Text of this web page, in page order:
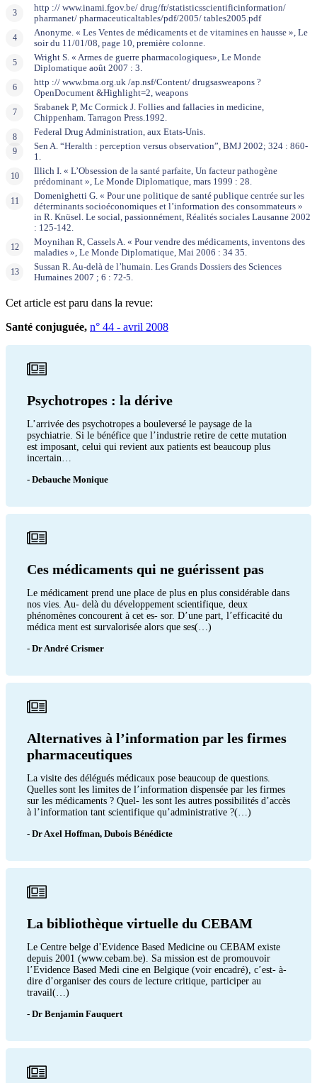
http :// www.inami.fgov.be/ drug/fr/statisticsscientificinformation/
pharmanet/ pharmaceuticaltables/pdf/2005/ tables2005.pdf
Anonyme. « Les Ventes de médicaments et de vitamines en hausse », Le
soir du 11/01/08, page 10, première colonne.
Wright S. « Armes de guerre pharmacologiques», Le Monde
Diplomatique août 2007 : 3.
http :// www.bma.org.uk /ap.nsf/Content/ drugsasweapons ?
OpenDocument &Highlight=2, weapons
Srabanek P, Mc Cormick J. Follies and fallacies in medicine,
Chippenham. Tarragon Press.1992.
Federal Drug Administration, aux Etats-Unis.
Sen A. “Heralth : perception versus observation”, BMJ 2002; 324 : 860-
1.
Illich I. « L’Obsession de la santé parfaite, Un facteur pathogène
prédominant », Le Monde Diplomatique, mars 1999 : 28.
Domenighetti G. « Pour une politique de santé publique centrée sur les
déterminants socioéconomiques et l’information des consommateurs »
in R. Knüsel. Le social, passionnément, Réalités sociales Lausanne 2002
: 125-142.
Moynihan R, Cassels A. « Pour vendre des médicaments, inventons des
maladies », Le Monde Diplomatique, Mai 2006 : 34 35.
Sussan R. Au-delà de l’humain. Les Grands Dossiers des Sciences
Humaines 2007 ; 6 : 72-5.
Cet article est paru dans la revue:
Santé conjuguée, n° 44 - avril 2008
Psychotropes : la dérive
L’arrivée des psychotropes a bouleversé le paysage de la
psychiatrie. Si le bénéfice que l’industrie retire de cette mutation
est imposant, celui qui revient aux patients est beaucoup plus
incertain…
- Debauche Monique
Ces médicaments qui ne guérissent pas
Le médicament prend une place de plus en plus considérable dans
nos vies. Au- delà du développement scientifique, deux
phénomènes concourent à cet es- sor. D’une part, l’efficacité du
médica ment est survalorisée alors que ses(…)
- Dr André Crismer
Alternatives à l’information par les firmes
pharmaceutiques
La visite des délégués médicaux pose beaucoup de questions.
Quelles sont les limites de l’information dispensée par les firmes
sur les médicaments ? Quel- les sont les autres possibilités d’accès
à l’information tant scientifique qu’administrative ?(…)
- Dr Axel Hoffman, Dubois Bénédicte
La bibliothèque virtuelle du CEBAM
Le Centre belge d’Evidence Based Medicine ou CEBAM existe
depuis 2001 (www.cebam.be). Sa mission est de promouvoir
l’Evidence Based Medi cine en Belgique (voir encadré), c’est- à-
dire d’organiser des cours de lecture critique, participer au
travail(…)
- Dr Benjamin Fauquert